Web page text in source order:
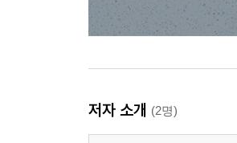
저자 소개 (2명)